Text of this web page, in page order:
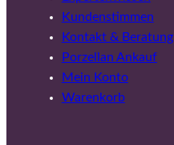
Kundenstimmen
Kontakt & Beratung
Porzellan Ankauf
Mein Konto
Warenkorb